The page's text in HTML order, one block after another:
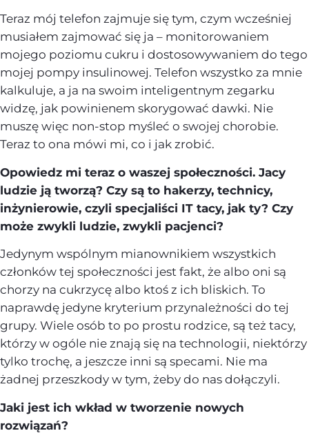
Teraz mój telefon zajmuje się tym, czym wcześniej
musiałem zajmować się ja – monitorowaniem
mojego poziomu cukru i dostosowywaniem do tego
mojej pompy insulinowej. Telefon wszystko za mnie
kalkuluje, a ja na swoim inteligentnym zegarku
widzę, jak powinienem skorygować dawki. Nie
muszę więc non-stop myśleć o swojej chorobie.
Teraz to ona mówi mi, co i jak zrobić.
Opowiedz mi teraz o waszej społeczności. Jacy
ludzie ją tworzą? Czy są to hakerzy, technicy,
inżynierowie, czyli specjaliści IT tacy, jak ty? Czy
może zwykli ludzie, zwykli pacjenci?
Jedynym wspólnym mianownikiem wszystkich
członków tej społeczności jest fakt, że albo oni są
chorzy na cukrzycę albo ktoś z ich bliskich. To
naprawdę jedyne kryterium przynależności do tej
grupy. Wiele osób to po prostu rodzice, są też tacy,
którzy w ogóle nie znają się na technologii, niektórzy
tylko trochę, a jeszcze inni są specami. Nie ma
żadnej przeszkody w tym, żeby do nas dołączyli.
Jaki jest ich wkład w tworzenie nowych
rozwiązań?